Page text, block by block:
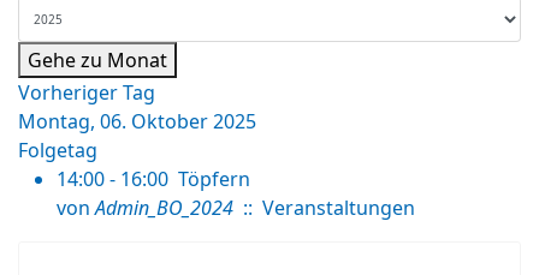
Gehe zu Monat
Vorheriger Tag
Montag, 06. Oktober 2025
Folgetag
14:00 - 16:00 Töpfern
von Admin_BO_2024 :: Veranstaltungen